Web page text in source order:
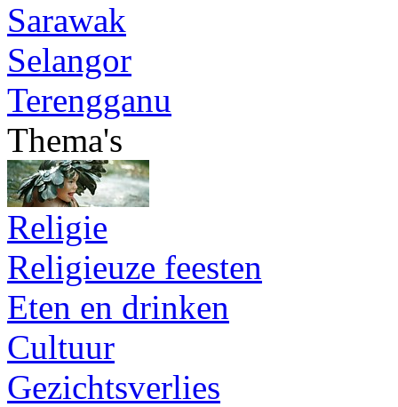
Sarawak
Selangor
Terengganu
Thema's
Religie
Religieuze feesten
Eten en drinken
Cultuur
Gezichtsverlies